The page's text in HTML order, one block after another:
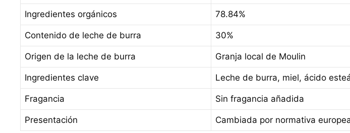
Ingredientes orgánicos 78.84%
Contenido de leche de burra 30%
Origen de la leche de burra Granja local de Moulin
Ingredientes clave Leche de burra, miel, ácido
Fragancia Sin fragancia añadida
Presentación Cambiada por normativa